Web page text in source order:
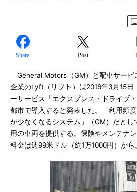
Share Post
General Motors（GM）と配車サービ
企業のLyft（リフト）は2016年3月15日
ーサービス「エクスプレス・ドライブ
都市で導入すると発表した。「利用頻
が少なくなるシステム」（GM）だとし
用の車両を提供する。保険やメンテナ
料金は週99米ドル（約1万1000円）から